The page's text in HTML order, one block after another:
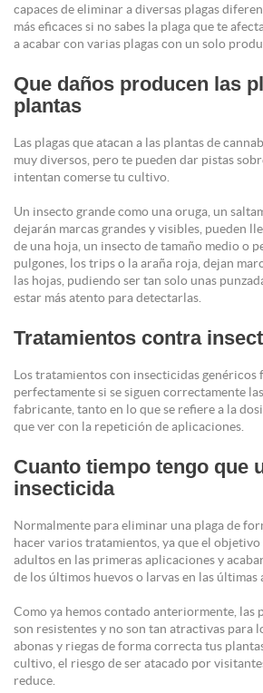
capaces de eliminar a diversas plagas
más eficaces si no sabes la plaga que te
a acabar con varias plagas con un solo
Que daños producen las
plantas
Las plagas que atacan a las plantas de
muy diversos, pero te pueden dar pistas
intentan comerse tu cultivo.
Un insecto grande como una oruga, un
dejarán marcas grandes y visibles, pueden
de una hoja, un insecto de tamaño medio o
pulgones, los trips o la araña roja, dejan
las hojas, pudiendo ser tan solo unas
estar más atento para detectarlas.
Tratamientos contra
Los tratamientos con insecticidas genéricos
perfectamente si se siguen correctamente
fabricante, tanto en lo que se refiere a la
que ver con la repetición de aplicaciones.
Cuanto tiempo tengo que
insecticida
Normalmente para eliminar una plaga de
hacer varios tratamientos, ya que el objetivo
adultos en las primeras aplicaciones y
de los últimos huevos o larvas en las últimas
Como ya hemos contado anteriormente, las
son resistentes y no son tan atractivas para
abonas y riegas de forma correcta tus
cultivo, el riesgo de ser atacado por
reduce.